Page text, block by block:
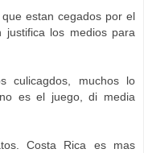
estan cegados por el
justifica los medios para
muchos lo
es el juego, di media
Costa Rica es mas